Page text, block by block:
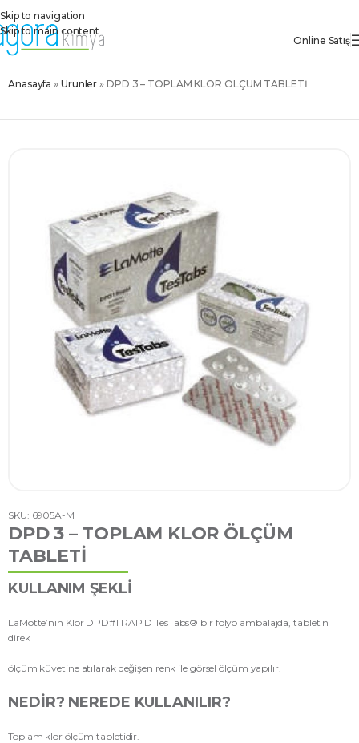
Skip to navigation
Skip to main content
Online Satış
Anasayfa » Ürünler » DPD 3 – TOPLAM KLOR ÖLÇÜM TABLETİ
SKU: 6905A-M
DPD 3 – TOPLAM KLOR ÖLÇÜM
TABLETİ
KULLANIM ŞEKLI
LaMotte’nin Klor DPD#1 RAPID TesTabs® bir folyo ambalajda, tabletin
direk
ölçüm küvetine atılarak değişen renk ile görsel ölçüm yapılır.
NEDIR? NEREDE KULLANILIR?
Toplam klor ölçüm tabletidir.